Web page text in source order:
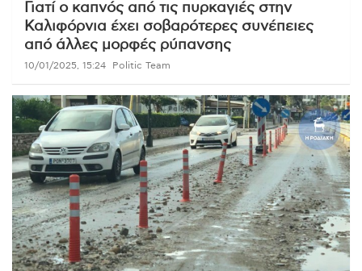
Γιατί ο καπνός από τις πυρκαγιές στην
Καλιφόρνια έχει σοβαρότερες συνέπειες
από άλλες μορφές ρύπανσης
10/01/2025, 15:24 Politic Team